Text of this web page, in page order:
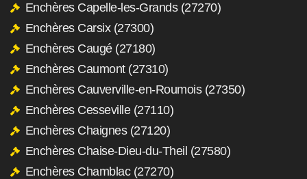
Enchères Capelle-les-Grands (27270)
Enchères Carsix (27300)
Enchères Caugé (27180)
Enchères Caumont (27310)
Enchères Cauverville-en-Roumois (27350)
Enchères Cesseville (27110)
Enchères Chaignes (27120)
Enchères Chaise-Dieu-du-Theil (27580)
Enchères Chamblac (27270)